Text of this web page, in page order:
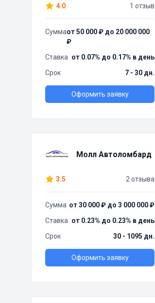
4.0 1 отзыв
Суммаот 50 000 ₽ до 20 000 000
₽
Ставка от 0.07% до 0.17% в день
Срок
7 - 30 дн.
Оформить заявку
Молл Автоломбард
3.5 2 отзыва
Сумма от 30 000 ₽ до 3 000 000 ₽
Ставка от 0.23% до 0.23% в день
Срок
30 - 1095 дн.
Оформить заявку